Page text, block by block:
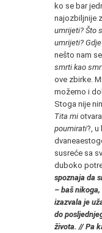
ko se bar
najozbiljnije
umrijeti? Što
umrijeti?
nešto nam
smrti kao
ove zbirke.
možemo i
Stoga nije
Tita mi
poumirati?, u
susreće sa
duboko
spoznaja da
– baš
izazvala je
do
života. // Pa